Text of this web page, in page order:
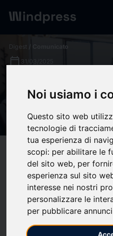
Noi usiamo i
Questo sito web
tecnologie di
tua esperienza di
scopi: per abilitare le
del sito web, per
esperienza sul sito
interesse nei nostri
personalizzare le
per pubblicare
Digest / Comunicato
calendar_today 31/03/2025
Zara, Gucci,
convierten la
espacios
Compatibilità help
bookmark_borderupload Condividi
Las tiendas de moda han
venta. Marcas como Zara,
y Ralph Lauren están
espacios gourmet con